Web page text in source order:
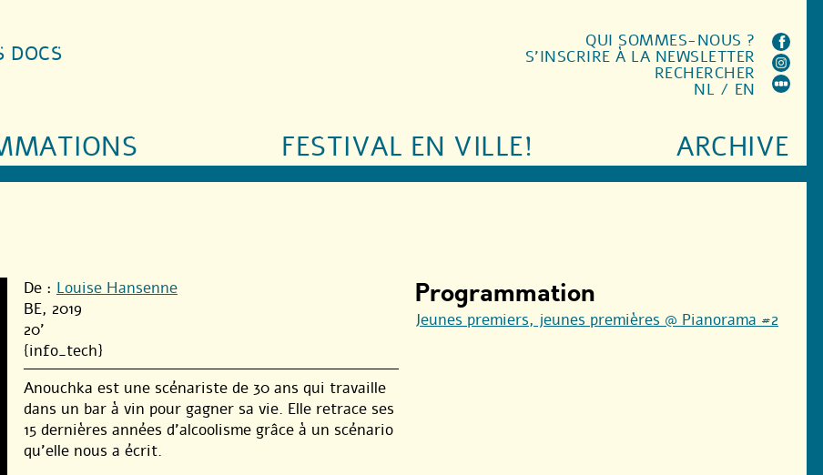
DOCS
FESTIVAL EN VILLE! ARCHIVE
QUI SOMMES-NOUS ?
S'INSCRIRE À LA NEWSLETTER
RECHERCHER
NL / EN
De : Louise Hansenne
BE, 2019
20'
{info_tech}
Anouchka est une scénariste de 30 ans qui travaille
dans un bar à vin pour gagner sa vie. Elle retrace ses
15 dernières années d’alcoolisme grâce à un scénario
qu’elle nous a écrit.
Programmation
Jeunes premiers, jeunes premières @ Pianorama #2